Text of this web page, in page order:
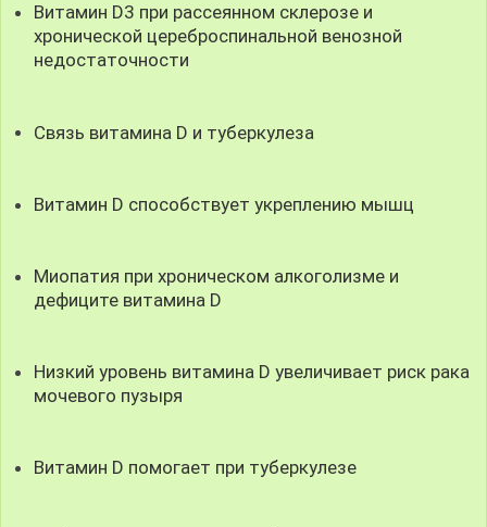
Витамин D3 при рассеянном склерозе и
хронической цереброспинальной венозной
недостаточности
Связь витамина D и туберкулеза
Витамин D способствует укреплению мышц
Миопатия при хроническом алкоголизме и
дефиците витамина D
Низкий уровень витамина D увеличивает риск рака
мочевого пузыря
Витамин D помогает при туберкулезе